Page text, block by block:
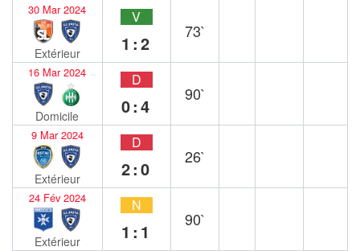
30 Mar 2024
Extérieur
V
1:2
73`
16 Mar 2024
Domicile
D
0:4
90`
9 Mar 2024
Extérieur
D
2:0
26`
24 Fév 2024
Extérieur
N
1:1
90`